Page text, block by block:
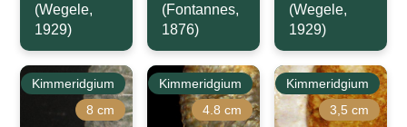
(Wegele,
1929)
(Fontannes,
1876)
(Wegele,
1929)
Kimmeridgium
8 cm
Kimmeridgium
4.8 cm
Kimmeridgium
3,5 cm